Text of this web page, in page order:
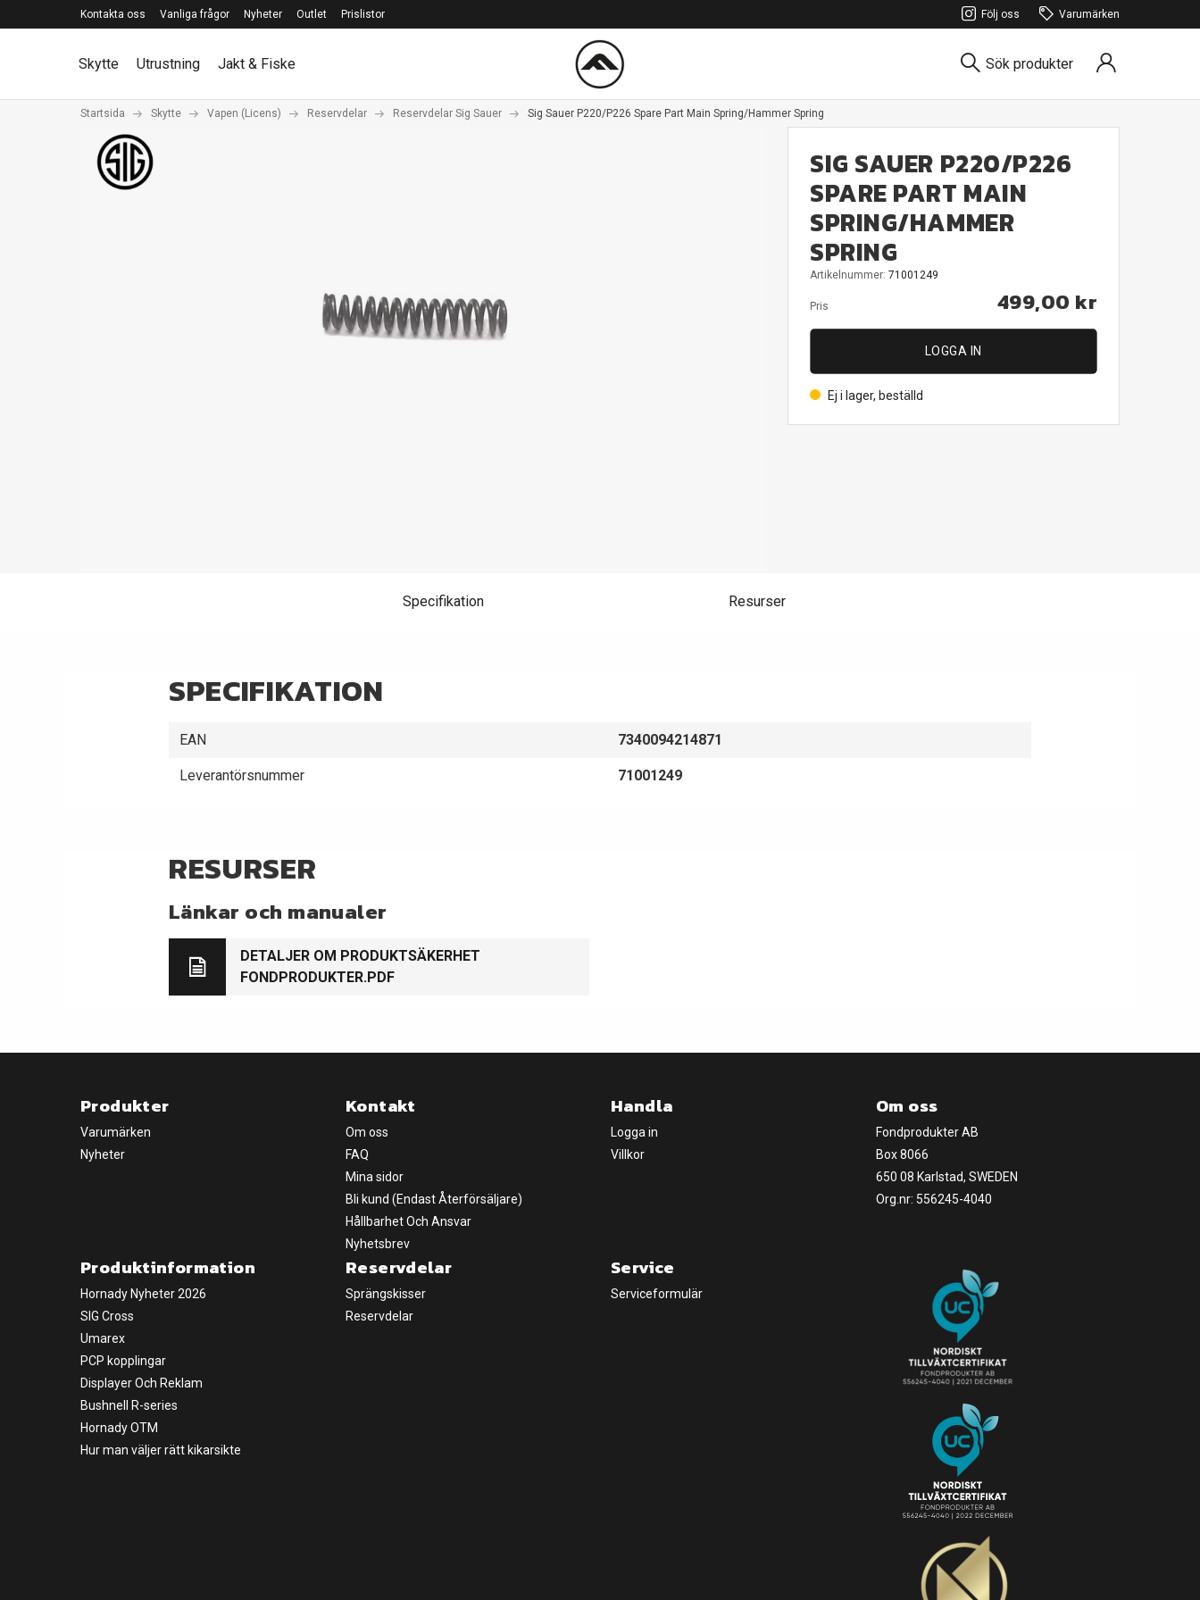
Kontakta oss Vanliga frågor Nyheter Outlet Prislistor Följ oss Varumärken
Skytte Utrustning Jakt & Fiske Sök produkter
Startsida Skytte Vapen (Licens) Reservdelar Reservdelar Sig Sauer Sig Sauer P220/P226 Spare Part Main Spring/Hammer Spring
SIG SAUER P220/P226
SPARE PART MAIN
SPRING/HAMMER
SPRING
Artikelnummer: 71001249
Pris 499,00 kr
LOGGA IN
Ej i lager, beställd
Specifikation Resurser
SPECIFIKATION
EAN 7340094214871
Leverantörsnummer 71001249
RESURSER
Länkar och manualer
DETALJER OM PRODUKTSÄKERHET
FONDPRODUKTER.PDF
Produkter
Varumärken
Nyheter
Kontakt
Om oss
FAQ
Mina sidor
Bli kund (Endast Återförsäljare)
Hållbarhet Och Ansvar
Nyhetsbrev
Handla
Logga in
Villkor
Om oss
Fondprodukter AB
Box 8066
650 08 Karlstad, SWEDEN
Org.nr: 556245-4040
Produktinformation
Hornady Nyheter 2026
SIG Cross
Umarex
PCP kopplingar
Displayer Och Reklam
Bushnell R-series
Hornady OTM
Hur man väljer rätt kikarsikte
Reservdelar
Sprängskisser
Reservdelar
Service
Serviceformulär